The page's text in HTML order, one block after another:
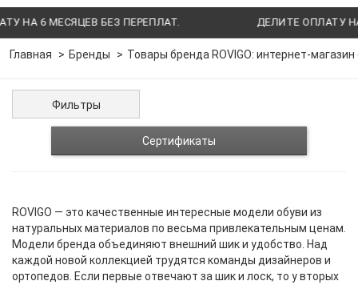
НА 6 МЕСЯЦЕВ БЕЗ ПЕРЕПЛАТ. ДЕЛИТЕ ОПЛАТУ
Главная Бренды Товары бренда ROVIGO: интернет-
Фильтры
Сертификаты
ROVIGO — это качественные интересные модели обуви из
натуральных материалов по весьма привлекательным ценам.
Модели бренда объединяют внешний шик и удобство. Над
каждой новой коллекцией трудятся команды дизайнеров и
ортопедов. Если первые отвечают за шик и лоск, то у вторых